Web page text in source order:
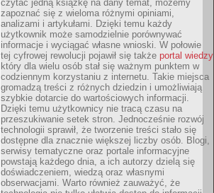
czytać jedną książkę na dany temat, możemy
zapoznać się z wieloma różnymi opiniami,
analizami i artykułami. Dzięki temu każdy
użytkownik może samodzielnie porównywać
informacje i wyciągać własne wnioski. W połowie
tej cyfrowej rewolucji pojawił się także portal wiedzy
który dla wielu osób stał się ważnym punktem w
codziennym korzystaniu z internetu. Takie miejsca
gromadzą treści z różnych dziedzin i umożliwiają
szybkie dotarcie do wartościowych informacji.
Dzięki temu użytkownicy nie tracą czasu na
przeszukiwanie setek stron. Jednocześnie rozwój
technologii sprawił, że tworzenie treści stało się
dostępne dla znacznie większej liczby osób. Blogi,
serwisy tematyczne oraz portale informacyjne
powstają każdego dnia, a ich autorzy dzielą się
doświadczeniem, wiedzą oraz własnymi
obserwacjami. Warto również zauważyć, że